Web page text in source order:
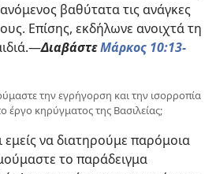
βαθύτατα τις ανάγκες
Επίσης, εκδήλωνε ανοιχτά τη
ΔιαβάστεΜάρκος 10:13-
την εγρήγορση και την ισορροπία
έργο κηρύγματος της Βασιλείας;
να διατηρούμε παρόμοια
το παράδειγμα